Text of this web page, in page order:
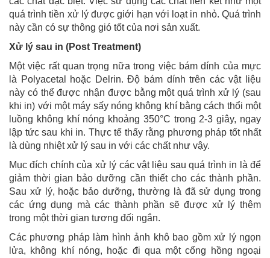
quá trình tiền xử lý được giới hạn với loạt in nhỏ. Quá trình
này cần có sự thông gió tốt của nơi sản xuất.
Xử lý sau in (Post Treatment)
Một việc rất quan trọng nữa trong việc bám dính của mực
là Polyacetal hoặc Delrin. Độ bám dính trên các vật liệu
này có thể được nhận được bằng một quá trình xử lý (sau
khi in) với một máy sấy nóng không khí bằng cách thổi một
luồng không khí nóng khoảng 350°C trong 2-3 giây, ngay
lập tức sau khi in. Thực tế thấy rằng phương pháp tốt nhất
là dùng nhiệt xử lý sau in với các chất như vậy.
Mục đích chính của xử lý các vật liệu sau quá trình in là để
giảm thời gian bảo dưỡng cần thiết cho các thành phần.
Sau xử lý, hoặc bảo dưỡng, thường là đã sử dụng trong
các ứng dụng mà các thành phần sẽ được xử lý thêm
trong một thời gian tương đối ngắn.
Các phương pháp làm hình ảnh khô bao gồm xử lý ngọn
lửa, không khí nóng, hoặc đi qua một cổng hồng ngoại